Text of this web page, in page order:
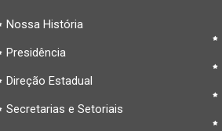
Nossa História
Presidência
Direção Estadual
Secretarias e Setoriais